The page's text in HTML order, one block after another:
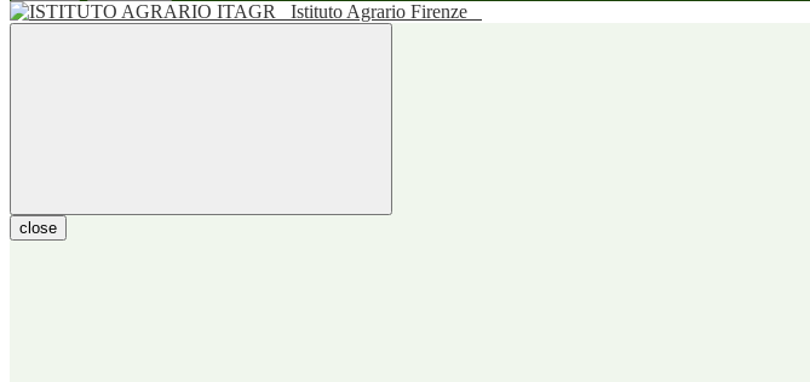
Istituto Agrario Firenze
close